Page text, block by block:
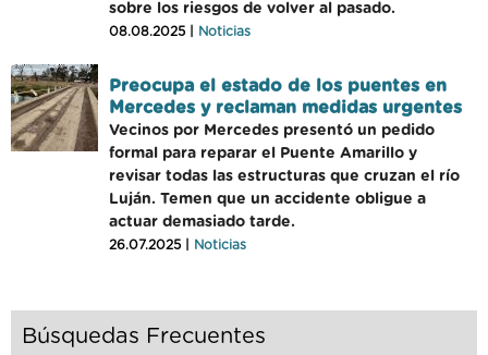
sobre los riesgos de volver al pasado.
08.08.2025 | Noticias
Preocupa el estado de los puentes en
Mercedes y reclaman medidas urgentes
Vecinos por Mercedes presentó un pedido
formal para reparar el Puente Amarillo y
revisar todas las estructuras que cruzan el río
Luján. Temen que un accidente obligue a
actuar demasiado tarde.
26.07.2025 | Noticias
Búsquedas Frecuentes